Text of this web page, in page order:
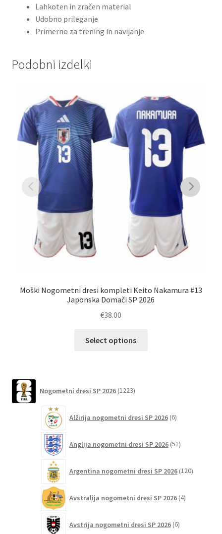
Lahkoten in zračen material
Udobno prileganje
Primerno za trening in navijanje
Podobni izdelki
Moški Nogometni dresi kompleti Keito Nakamura #13
Japonska Domači SP 2026
€38.00
Select options
izberete
strani
Nogometni dresi SP 2026 1223izdelkov
Alžirija nogometni dresi SP 2026 6izdelkov
Anglija nogometni dresi SP 2026 51izdelkov
Argentina nogometni dresi SP 2026 120izdelkov
Avstralija nogometni dresi SP 2026 4izdelki
Avstrija nogometni dresi SP 2026 6izdelkov